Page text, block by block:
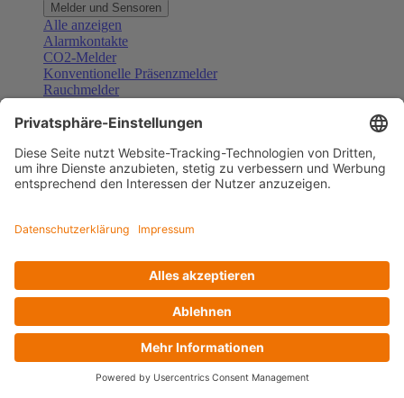
Melder und Sensoren
Alle anzeigen
Alarmkontakte
CO2-Melder
Konventionelle Präsenzmelder
Rauchmelder
Gefahrenmelder
Türsprechanlagen
Alle anzeigen
Außenstationen
Klingeltaster und Gongs
Sprechanlagen-Sets
Zubehör Türkommunikation
Videoüberwachung
Zubehör Videoüberwachung
Alle anzeigen